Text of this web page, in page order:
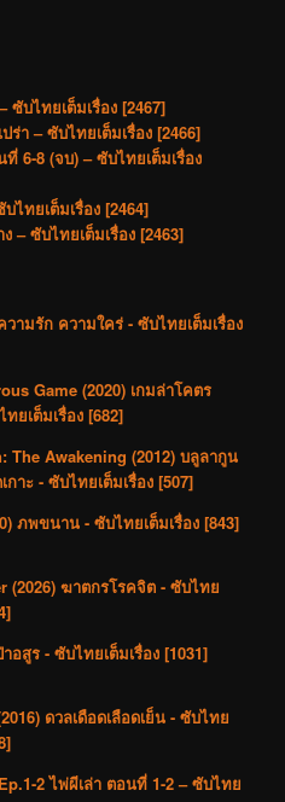
ซับไทยเต็มเรื่อง [2467]
ร่า – ซับไทยเต็มเรื่อง [2466]
6-8 (จบ) – ซับไทยเต็มเรื่อง
ไทยเต็มเรื่อง [2464]
– ซับไทยเต็มเรื่อง [2463]
วามรัก ความใคร่ - ซับไทยเต็มเรื่อง
Game (2020) เกมล่าโคตร
ยเต็มเรื่อง [682]
The Awakening (2012) บลูลากูน
าะ - ซับไทยเต็มเรื่อง [507]
ภพขนาน - ซับไทยเต็มเรื่อง [843]
(2026) ฆาตกรโรคจิต - ซับไทย
อสูร - ซับไทยเต็มเรื่อง [1031]
ดวลเดือดเลือดเย็น - ซับไทย
2 ไพ่ผีเล่า ตอนที่ 1-2 – ซับไทย